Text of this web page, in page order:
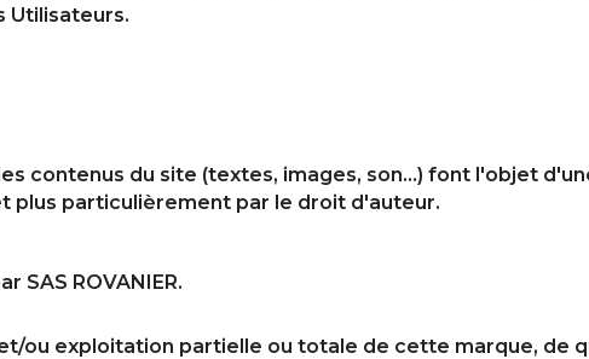
Utilisateurs.
contenus du site (textes, images, son…) font l'objet
plus particulièrement par le droit d'auteur.
SAS ROVANIER.
ou exploitation partielle ou totale de cette marque, de